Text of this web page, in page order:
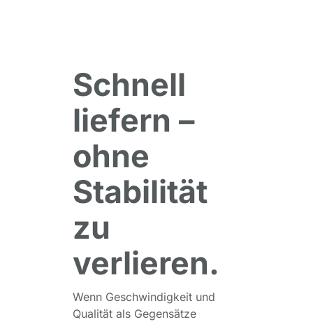
Schnell
liefern –
ohne
Stabilität
zu
verlieren.
Wenn Geschwindigkeit und
Qualität als Gegensätze